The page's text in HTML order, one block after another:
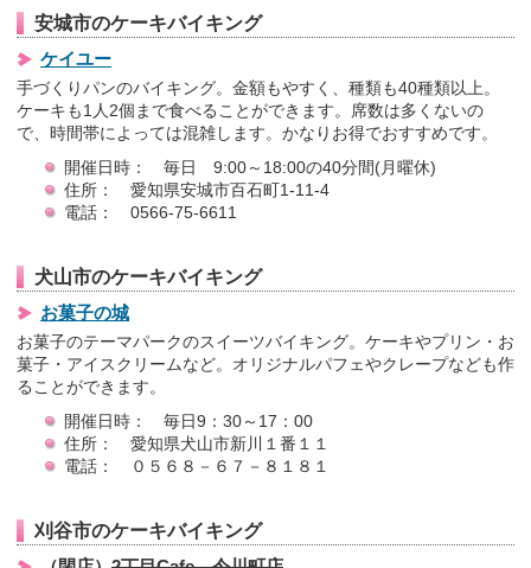
安城市のケーキバイキング
ケイユー
手づくりパンのバイキング。金額もやすく、種類も40種類以上。
ケーキも1人2個まで食べることができます。席数は多くないの
で、時間帯によっては混雑します。かなりお得でおすすめです。
開催日時： 毎日 9:00～18:00の40分間(月曜休)
住所： 愛知県安城市百石町1-11-4
電話： 0566-75-6611
犬山市のケーキバイキング
お菓子の城
お菓子のテーマパークのスイーツバイキング。ケーキやプリン・お
菓子・アイスクリームなど。オリジナルパフェやクレープなども作
ることができます。
開催日時： 毎日9：30～17：00
住所： 愛知県犬山市新川１番１１
電話： ０５６８－６７－８１８１
刈谷市のケーキバイキング